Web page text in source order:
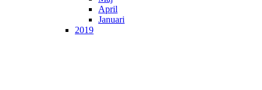
April
Januari
2019